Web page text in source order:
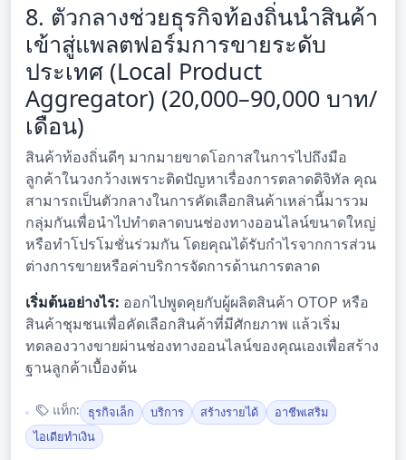
8. ตัวกลางช่วยธุรกิจท้องถิ่นนำสินค้า
เข้าสู่แพลตฟอร์มการขายระดับ
ประเทศ (Local Product
Aggregator) (20,000–90,000 บาท/
เดือน)
สินค้าท้องถิ่นดีๆ มากมายขาดโอกาสในการไปถึงมือ
ลูกค้าในวงกว้างเพราะติดปัญหาเรื่องการตลาดดิจิทัล คุณ
สามารถเป็นตัวกลางในการคัดเลือกสินค้าเหล่านี้มารวม
กลุ่มกันเพื่อนำไปทำตลาดบนช่องทางออนไลน์ขนาดใหญ่
หรือทำโปรโมชั่นร่วมกัน โดยคุณได้รับกำไรจากการส่วน
ต่างการขายหรือค่าบริการจัดการด้านการตลาด
เริ่มต้นอย่างไร: ออกไปพูดคุยกับผู้ผลิตสินค้า OTOP หรือ
สินค้าชุมชนเพื่อคัดเลือกสินค้าที่มีศักยภาพ แล้วเริ่ม
ทดลองวางขายผ่านช่องทางออนไลน์ของคุณเองเพื่อสร้าง
ฐานลูกค้าเบื้องต้น
แท็ก: ธุรกิจเล็ก บริการ สร้างรายได้
อาชีพเสริม
ไอเดียทำเงิน